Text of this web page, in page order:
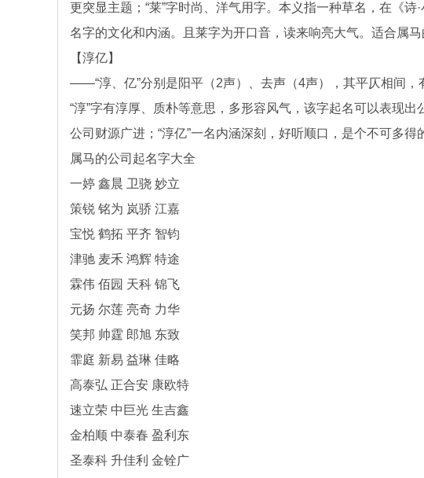
更突显主题；“莱”字时尚、洋气用字。本义指一种草名，在《
名字的文化和内涵。且莱字为开口音，读来响亮大气。适合属马
【淳亿】
——“淳、亿”分别是阳平（2声）、去声（4声），其平仄相间，
“淳”字有淳厚、质朴等意思，多形容风气，该字起名可以表现
公司财源广进；“淳亿”一名内涵深刻，好听顺口，是个不可多得
属马的公司起名字大全
一婷 鑫晨 卫骁 妙立
策锐 铭为 岚骄 江嘉
宝悦 鹤拓 平齐 智钧
津驰 麦禾 鸿辉 特途
霖伟 佰园 天科 锦飞
元扬 尔莲 亮奇 力华
笑邦 帅霆 郎旭 东致
霏庭 新易 益琳 佳略
高泰弘 正合安 康欧特
速立荣 中巨光 生吉鑫
金柏顺 中泰春 盈利东
圣泰科 升佳利 金铨广